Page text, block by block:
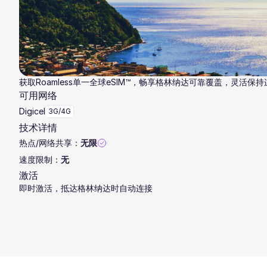
获取Roamless单一全球eSIM™，畅享格林纳达可靠覆盖，灵活保持
可用网络
Digicel 3G/4G
技术详情
热点/网络共享： 无限
速度限制： 无
激活
即时激活，抵达格林纳达时自动连接